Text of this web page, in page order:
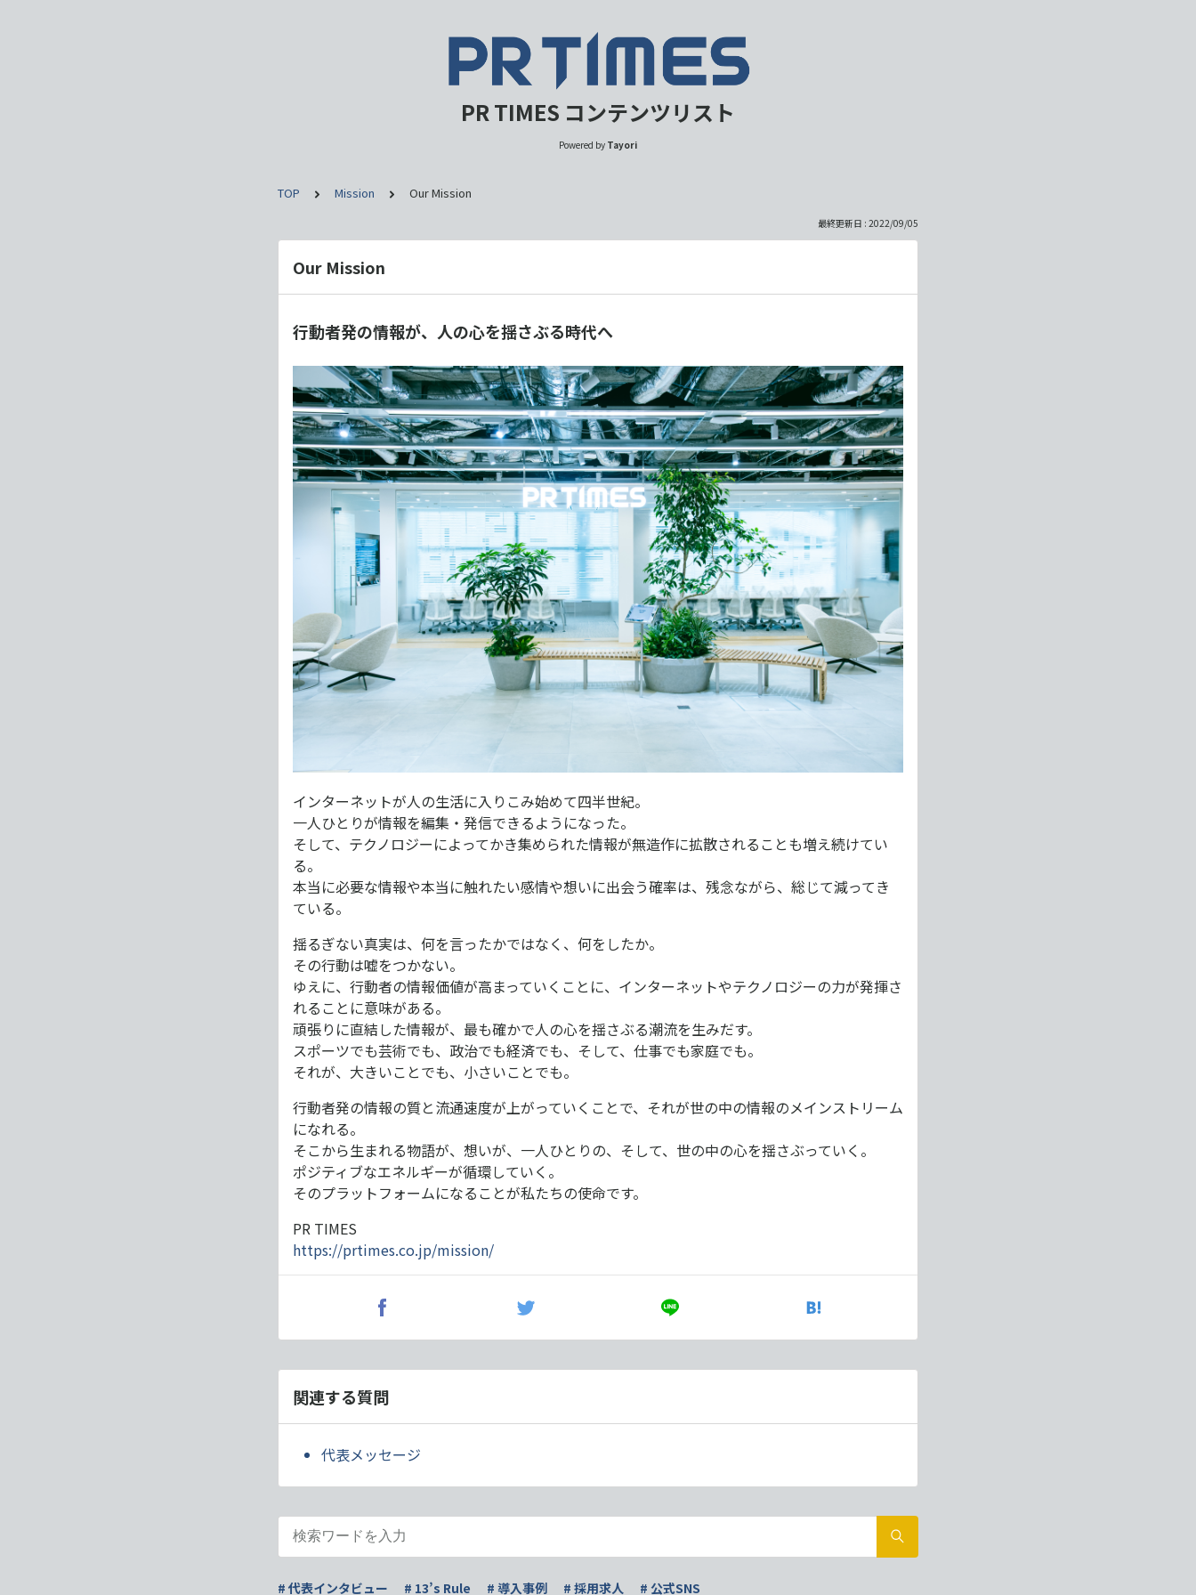
PR TIMES コンテンツリスト
Powered by Tayori
TOP Mission Our Mission
最終更新日 : 2022/09/05
Our Mission
行動者発の情報が、人の心を揺さぶる時代へ
インターネットが人の生活に入りこみ始めて四半世紀。
一人ひとりが情報を編集・発信できるようになった。
そして、テクノロジーによってかき集められた情報が無造作に拡散されることも増え続けてい
る。
本当に必要な情報や本当に触れたい感情や想いに出会う確率は、残念ながら、総じて減ってき
ている。
揺るぎない真実は、何を言ったかではなく、何をしたか。
その行動は嘘をつかない。
ゆえに、行動者の情報価値が高まっていくことに、インターネットやテクノロジーの力が発揮さ
れることに意味がある。
頑張りに直結した情報が、最も確かで人の心を揺さぶる潮流を生みだす。
スポーツでも芸術でも、政治でも経済でも、そして、仕事でも家庭でも。
それが、大きいことでも、小さいことでも。
行動者発の情報の質と流通速度が上がっていくことで、それが世の中の情報のメインストリーム
になれる。
そこから生まれる物語が、想いが、一人ひとりの、そして、世の中の心を揺さぶっていく。
ポジティブなエネルギーが循環していく。
そのプラットフォームになることが私たちの使命です。
PR TIMES
https://prtimes.co.jp/mission/
関連する質問
代表メッセージ
# 代表インタビュー # 13’s Rule # 導入事例 # 採用求人 # 公式SNS